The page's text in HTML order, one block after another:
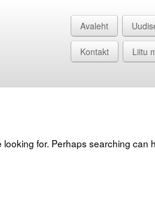
Avaleht
Kontakt Liitu
looking for. Perhaps searching can